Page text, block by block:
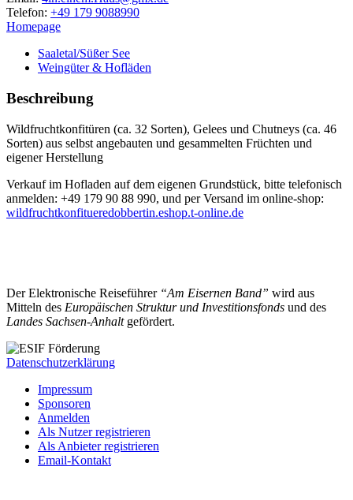
Telefon: +49 179 9088990
Homepage
Saaletal/Süßer See
Weingüter & Hofläden
Beschreibung
Wildfruchtkonfitüren (ca. 32 Sorten), Gelees und Chutneys (ca. 46
Sorten) aus selbst angebauten und gesammelten Früchten und
eigener Herstellung
Verkauf im Hofladen auf dem eigenen Grundstück, bitte telefonisch
anmelden: +49 179 90 88 990, und per Versand im online-shop:
wildfruchtkonfitueredobbertin.eshop.t-online.de
Der Elektronische Reiseführer “Am Eisernen Band” wird aus
Mitteln des Europäischen Struktur und Investitionsfonds und des
Landes Sachsen-Anhaltgefördert.
Datenschutzerklärung
Impressum
Sponsoren
Anmelden
Als Nutzer registrieren
Als Anbieter registrieren
Email-Kontakt